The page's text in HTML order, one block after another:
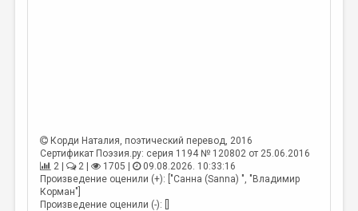
Корди Наталия, поэтический перевод, 2016
Сертификат Поэзия.ру: серия 1194 № 120802 от 25.06.2016
2 |
2 | 1705 |
09.08.2026. 10:33:16
Произведение оценили (+): ["Санна (Sanna) ", "Владимир
Корман"]
Произведение оценили (-): []